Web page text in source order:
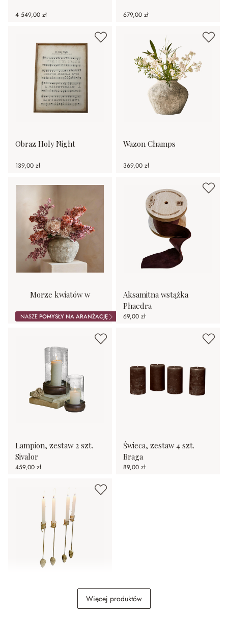
4 549,00 zł 679,00 zł
Obraz Holy Night
139,00 zł
Wazon Champs
369,00 zł
NASZEPOMYSŁY NA ARANŻACJĘ
Morze kwiatów w
Aksamitna wstążka
Phaedra
69,00 zł
Lampion, zestaw 2 szt.
Sivalor
459,00 zł
Świeca, zestaw 4 szt.
Braga
89,00 zł
Świecznik, zestaw 4 szt.Więcej produktów